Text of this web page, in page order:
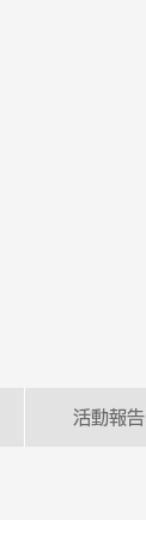
活動報告